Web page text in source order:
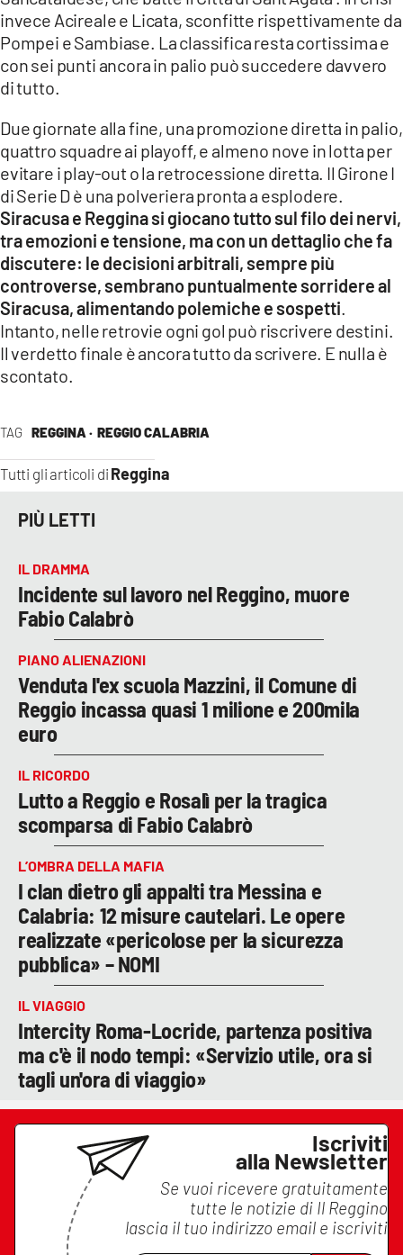
TAG REGGINA · REGGIO CALABRIA
Tutti gli articoli di Reggina
invece Acireale e Licata, sconfitte rispettivamente da
Pompei e Sambiase. La classifica resta cortissima e
con sei punti ancora in palio può succedere davvero
di tutto.
Due giornate alla fine, una promozione diretta in palio,
quattro squadre ai playoff, e almeno nove in lotta per
evitare i play-out o la retrocessione diretta. Il Girone I
di Serie D è una polveriera pronta a esplodere.
Siracusa e Reggina si giocano tutto sul filo dei nervi,
tra emozioni e tensione, ma con un dettaglio che fa
discutere: le decisioni arbitrali, sempre più
controverse, sembrano puntualmente sorridere al
Siracusa, alimentando polemiche e sospetti
Intanto, nelle retrovie ogni gol può riscrivere destini.
Il verdetto finale è ancora tutto da scrivere. E nulla è
scontato.
PIÙ LETTI
IL DRAMMA
Incidente sul lavoro nel Reggino, muore
Fabio Calabrò
PIANO ALIENAZIONI
Venduta l'ex scuola Mazzini, il Comune di
Reggio incassa quasi 1 milione e 200mila
euro
IL RICORDO
Lutto a Reggio e Rosalì per la tragica
scomparsa di Fabio Calabrò
L’OMBRA DELLA MAFIA
I clan dietro gli appalti tra Messina e
Calabria: 12 misure cautelari. Le opere
realizzate «pericolose per la sicurezza
pubblica» – NOMI
IL VIAGGIO
Intercity Roma-Locride, partenza positiva
ma c'è il nodo tempi: «Servizio utile, ora si
tagli un'ora di viaggio»
Iscriviti
alla Newsletter
Se vuoi ricevere gratuitamente
tutte le notizie di Il Reggino
lascia il tuo indirizzo email e iscriviti